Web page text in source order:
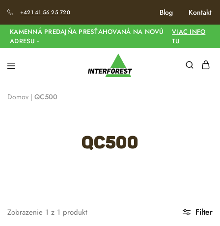
+421 41 56 25 720 Blog Kontakt
KAMENNÁ PREDAJŇA PRESŤAHOVANÁ NA NOVÚ
ADRESU -
VIAC INFO
TU
Domov | QC500
QC500
Filter
Zobrazenie 1 z 1 produkt